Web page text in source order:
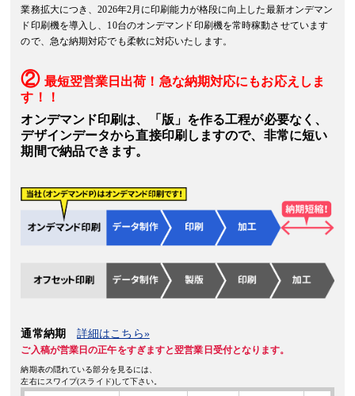
た。
2024年6月26日
2024年3月26日
ショップカード用紙「クラーク70」は、生産終了の為に販売終了となりま
2024年2月1日
2024年1月11日
カレンダー印刷（中綴じ）
」のサイズに「正方形210mm仕上げ」と「
た。
「ポストカード印刷」と「紙しおり印刷 」のPP加工に 「ホログラムPP（
「特殊遊び紙（数量限定・有料）
2023年10月18日
「縦型2つ折りリーフレット印刷」のサイズに「A5仕上げ」と「B6仕上
業務拡大につき、2026年2月に印刷能力が格段に向上した最新オンデマン
ド印刷機を導入し、10台のオンデマンド印刷機を常時稼動させています
ので、急な納期対応でも柔軟に対応いたします。
② 最短翌営業日出荷！急な納期対応にもお応えしま
す！！
オンデマンド印刷は、「版」を作る工程が必要なく、
デザインデータから直接印刷しますので、非常に短い
期間で納品できます。
通常納期 詳細はこちら»
ご入稿が営業日の正午をすぎますと翌営業日受付となります。
納期表の隠れている部分を見るには、
左右にスワイプ(スライド)して下さい。